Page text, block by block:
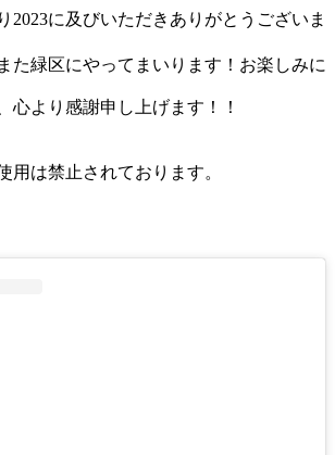
2023に及びいただきありがとうございま
た緑区にやってまいります！お楽しみに
心より感謝申し上げます！！
は禁止されております。